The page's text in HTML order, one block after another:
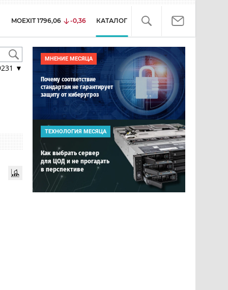
MOEXIT 1796,06 -0,36 КАТАЛОГ
▼
МНЕНИЕ МЕСЯЦА
Почему соответствие
стандартам не гарантирует
защиту от киберугроз
ТЕХНОЛОГИЯ МЕСЯЦА
Как выбрать сервер
для ЦОД и не прогадать
в перспективе